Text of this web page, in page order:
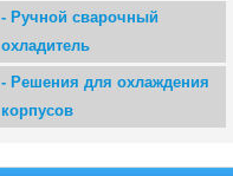
- Ручной сварочный
охладитель
- Решения для охлаждения
корпусов